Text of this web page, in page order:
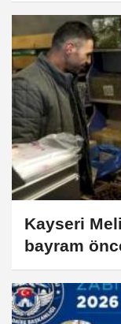
Kayseri
bayram